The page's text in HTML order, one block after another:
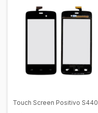
Touch Screen Positivo S440